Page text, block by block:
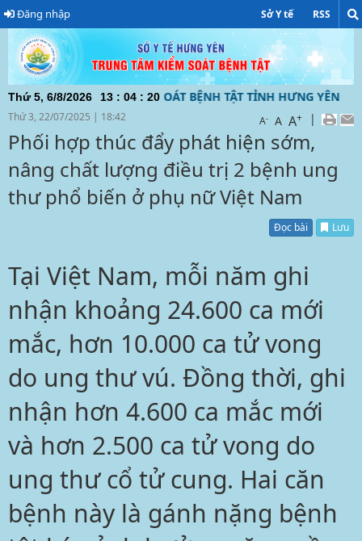
Đăng nhập Sở Y tế RSS
Thứ 5, 6/8/2026 13 : 04 : 21
TÂM KIỂM SOÁT BỆNH TẬT TỈNH HƯNG YÊN
Thứ 3, 22/07/2025 | 18:42 A- A A+ |
Phối hợp thúc đẩy phát hiện sớm,
nâng chất lượng điều trị 2 bệnh ung
thư phổ biến ở phụ nữ Việt Nam
Đọc bài Lưu
Tại Việt Nam, mỗi năm ghi
nhận khoảng 24.600 ca mới
mắc, hơn 10.000 ca tử vong
do ung thư vú. Đồng thời, ghi
nhận hơn 4.600 ca mắc mới
và hơn 2.500 ca tử vong do
ung thư cổ tử cung. Hai căn
bệnh này là gánh nặng bệnh